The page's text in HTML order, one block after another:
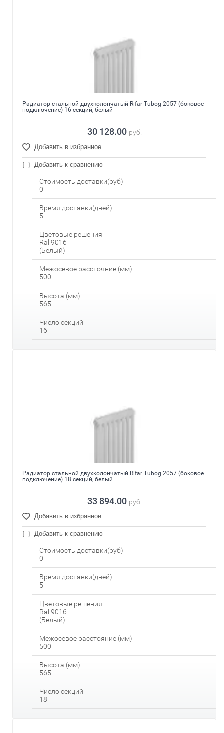
Радиатор стальной двухколончатый Rifar Tubog 2057 (боковое
подключение) 16 секций, белый
30 128.00 руб.
Добавить в избранное
Добавить к сравнению
Стоимость доставки(руб)
0
Время доставки(дней)
5
Цветовые решения
Ral 9016
(Белый)
Межосевое расстояние (мм)
500
Высота (мм)
565
Число секций
16
Радиатор стальной двухколончатый Rifar Tubog 2057 (боковое
подключение) 18 секций, белый
33 894.00 руб.
Добавить в избранное
Добавить к сравнению
Стоимость доставки(руб)
0
Время доставки(дней)
5
Цветовые решения
Ral 9016
(Белый)
Межосевое расстояние (мм)
500
Высота (мм)
565
Число секций
18